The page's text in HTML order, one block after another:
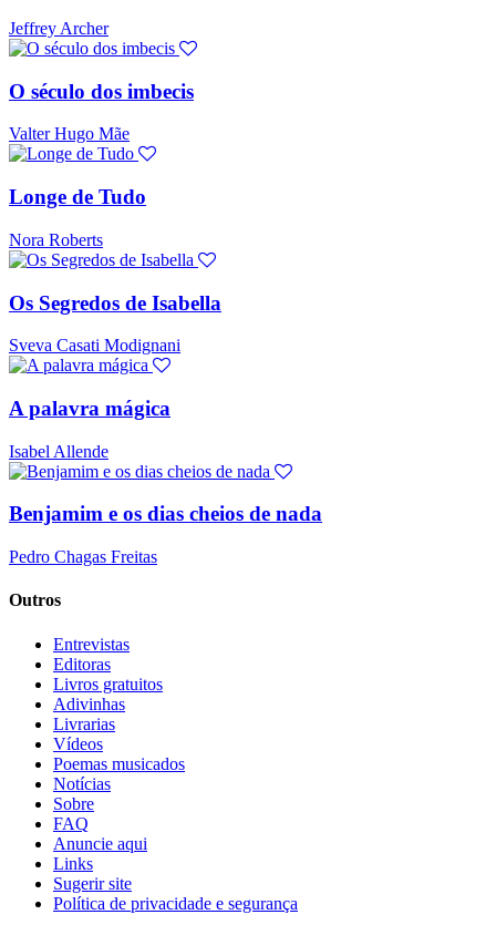
Jeffrey Archer
O século dos imbecis
Valter Hugo Mãe
Longe de Tudo
Nora Roberts
Os Segredos de Isabella
Sveva Casati Modignani
A palavra mágica
Isabel Allende
Benjamim e os dias cheios de nada
Pedro Chagas Freitas
Outros
Entrevistas
Editoras
Livros gratuitos
Adivinhas
Livrarias
Vídeos
Poemas musicados
Notícias
Sobre
FAQ
Anuncie aqui
Links
Sugerir site
Política de privacidade e segurança